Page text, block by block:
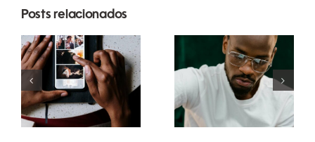
Posts relacionados
Melhores
apps para
animar fotos
e criar posts
envolventes
no
Top 17 Dicas
Avançadas
para
Entender o
Algoritmo